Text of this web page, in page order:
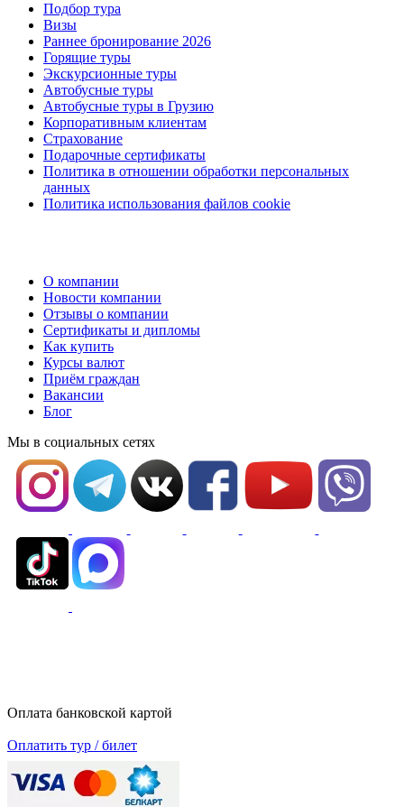
Подбор тура
Визы
Раннее бронирование 2026
Горящие туры
Экскурсионные туры
Автобусные туры
Автобусные туры в Грузию
Корпоративным клиентам
Страхование
Подарочные сертификаты
Политика в отношении обработки персональных
данных
Политика использования файлов cookie
О компании
Новости компании
Отзывы о компании
Сертификаты и дипломы
Как купить
Курсы валют
Приём граждан
Вакансии
Блог
Мы в социальных сетях
Оплата банковской картой
Оплатить тур / билет